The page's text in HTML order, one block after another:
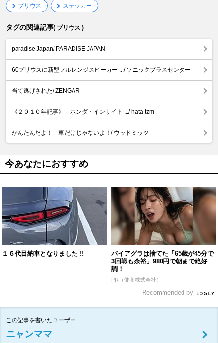
プリウス ステッカー
タグの関連記事( プリウス )
paradise Japan/ PARADISE JAPAN
60プリウスに新型フルレンジスピーカー .../ ソニックプラスセンター
当て逃げされた/ ZENGAR
《２０１０年記事》「ホンダ・インサイト .../ hata-tzm
かんたんだよ！ 車だけじゃないよ！/ ウッドミッツ
今あなたにおすすめ
１６代目納車となりました !!
バイアグラは捨てた「65歳が45分で
3回戦も余裕」980円で朝まで絶好
調！
PR（健商株式会社）
Recommended by
この記事を書いたユーザー
ニャンママ